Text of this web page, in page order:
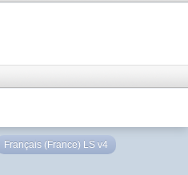
Français (France) LS v4